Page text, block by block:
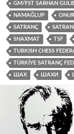
GM/FST SARHAN
NAMAĞLUP
SATRANÇ
SHAXMAT TSF
TURKISH CHESS
TÜRKIYE SATRANÇ
ШАХ ШАХИ